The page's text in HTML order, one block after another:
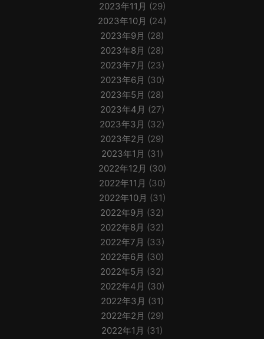
2023年11月 (29)
2023年10月 (24)
2023年9月 (28)
2023年8月 (28)
2023年7月 (23)
2023年6月 (30)
2023年5月 (28)
2023年4月 (27)
2023年3月 (32)
2023年2月 (29)
2023年1月 (31)
2022年12月 (30)
2022年11月 (30)
2022年10月 (31)
2022年9月 (32)
2022年8月 (32)
2022年7月 (33)
2022年6月 (30)
2022年5月 (32)
2022年4月 (30)
2022年3月 (31)
2022年2月 (29)
2022年1月 (31)